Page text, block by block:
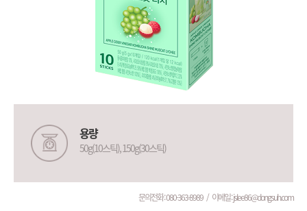
용량
50g(10스틱), 150g(30스틱)
문의전화 :080-363-8989 이메일 : jslee86@dongsuh.com